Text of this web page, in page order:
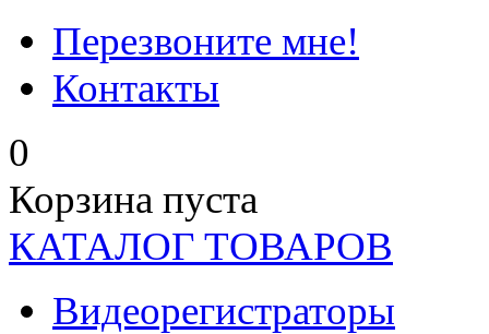
Перезвоните мне!
Контакты
0
Корзина пуста
КАТАЛОГ ТОВАРОВ
Видеорегистраторы